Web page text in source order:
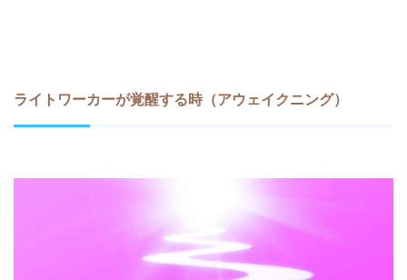
ライトワーカーが覚醒する時（アウェイクニング）